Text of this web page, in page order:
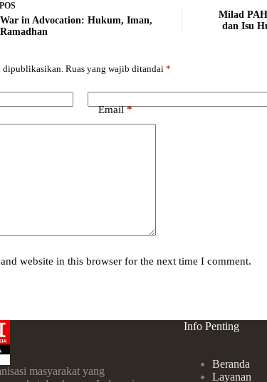
POS
in Advocation: Hukum, Iman,
Milad
dan Isu
dipublikasikan. Ruas yang wajib ditandai *
Email*
website in this browser for the next time I comment.
masyarakat yang
Info Penting
Beranda
Layanan